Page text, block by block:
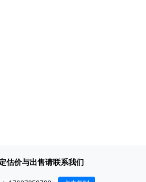
估价与出售请联系我们